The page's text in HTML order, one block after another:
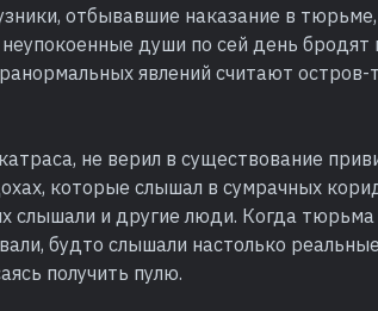
отбывавшие наказание в тюрьме,
души по сей день бродят
явлений считают
не верил в существование
которые слышал в сумрачных
слышали и другие люди. Когда
будто слышали настолько
получить пулю.